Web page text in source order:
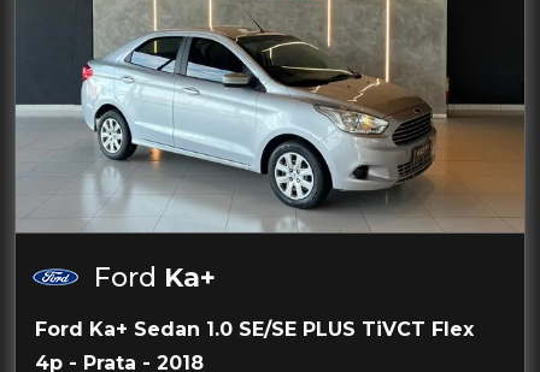
Ford Ka+
Ford Ka+ Sedan 1.0 SE/SE PLUS TiVCT Flex
4p - Prata - 2018